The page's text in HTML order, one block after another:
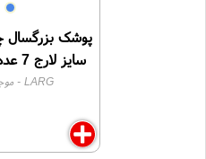
پوشک
LARG
-